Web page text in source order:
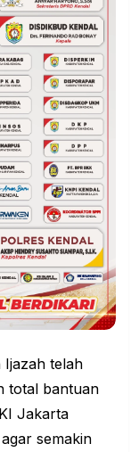
Ijazah telah
total bantuan
Jakarta
semakin